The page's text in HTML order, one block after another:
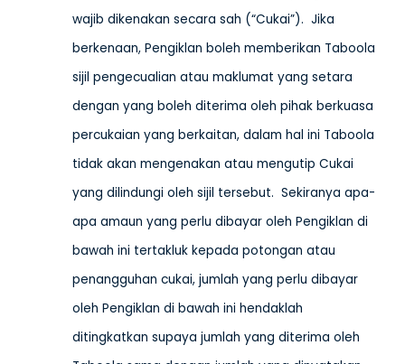
wajib dikenakan secara sah (“Cukai”). Jika
berkenaan, Pengiklan boleh memberikan Taboola
sijil pengecualian atau maklumat yang setara
dengan yang boleh diterima oleh pihak berkuasa
percukaian yang berkaitan, dalam hal ini Taboola
tidak akan mengenakan atau mengutip Cukai
yang dilindungi oleh sijil tersebut. Sekiranya apa-
apa amaun yang perlu dibayar oleh Pengiklan di
bawah ini tertakluk kepada potongan atau
penangguhan cukai, jumlah yang perlu dibayar
oleh Pengiklan di bawah ini hendaklah
ditingkatkan supaya jumlah yang diterima oleh